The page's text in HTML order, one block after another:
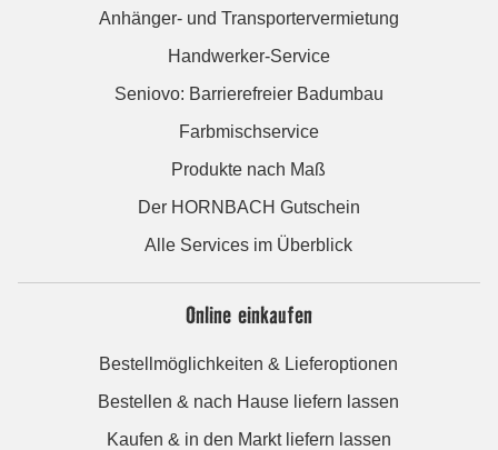
Anhänger- und Transportervermietung
Handwerker-Service
Seniovo: Barrierefreier Badumbau
Farbmischservice
Produkte nach Maß
Der HORNBACH Gutschein
Alle Services im Überblick
Online einkaufen
Bestellmöglichkeiten & Lieferoptionen
Bestellen & nach Hause liefern lassen
Kaufen & in den Markt liefern lassen